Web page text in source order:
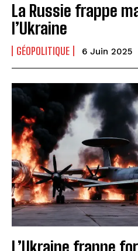
La Russie frappe
l’Ukraine
GÉOPOLITIQUE 6 Juin 2025
L’Ukraine frappe